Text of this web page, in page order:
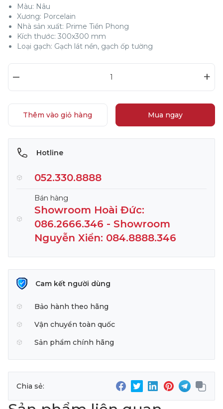
Màu: Nâu
Xương: Porcelain
Nhà sản xuất: Prime Tiền Phong
Kích thước: 300x300 mm
Loại gạch: Gạch lát nền, gạch ốp tường
– +
Thêm vào giỏ hàng Mua ngay
Hotline
052.330.8888
Bán hàng
Showroom Hoài Đức:
086.2666.346 - Showroom
Nguyễn Xiển: 084.8888.346
Cam kết người dùng
Bảo hành theo hãng
Vận chuyển toàn quốc
Sản phẩm chính hãng
Chia sẻ: